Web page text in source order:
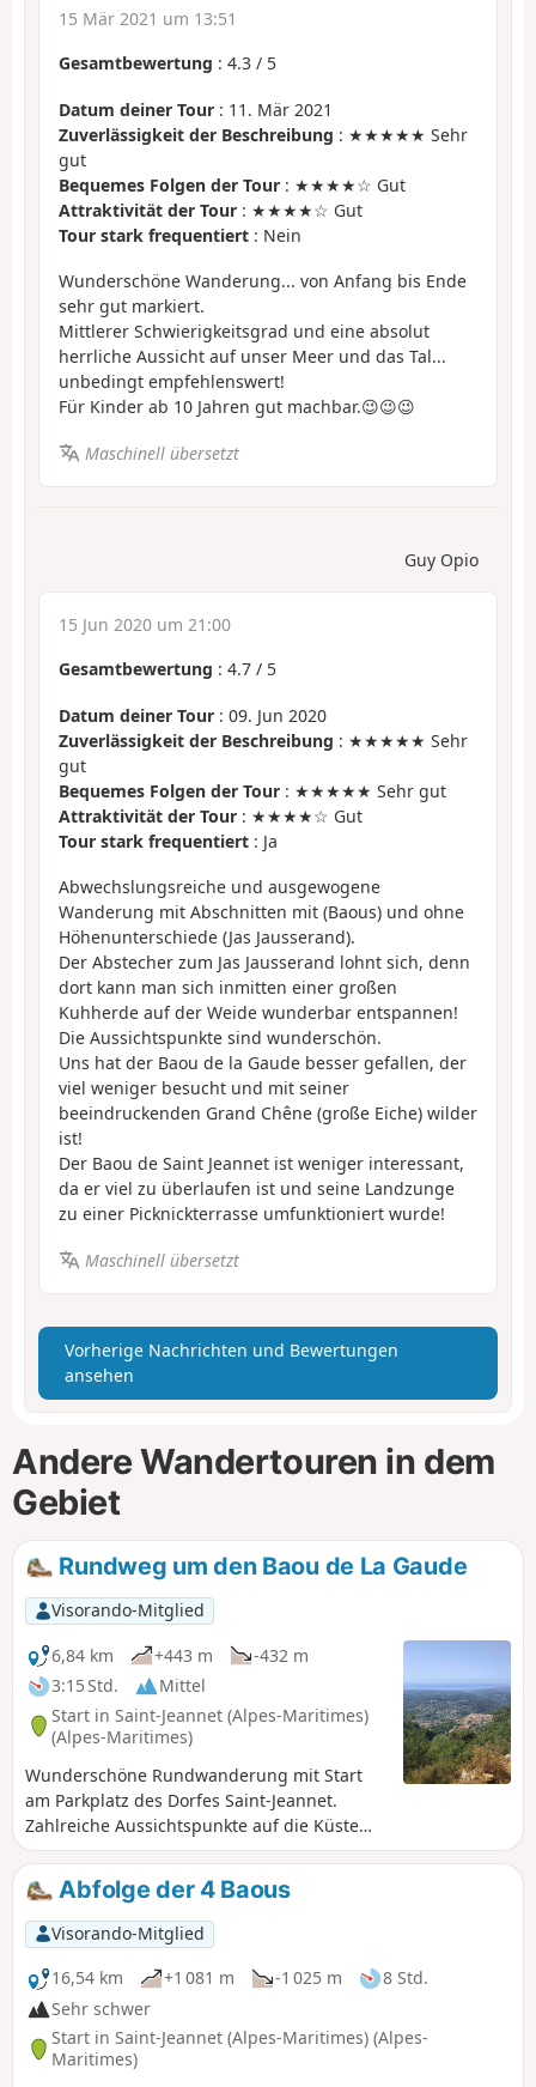
15 Mär 2021 um 13:51
Gesamtbewertung : 4.3 / 5
Datum deiner Tour : 11. Mär 2021
Zuverlässigkeit der Beschreibung : ★★★★★ Sehr
gut
Bequemes Folgen der Tour : ★★★★☆ Gut
Attraktivität der Tour : ★★★★☆ Gut
Tour stark frequentiert : Nein
Wunderschöne Wanderung... von Anfang bis Ende
sehr gut markiert.
Mittlerer Schwierigkeitsgrad und eine absolut
herrliche Aussicht auf unser Meer und das Tal...
unbedingt empfehlenswert!
Für Kinder ab 10 Jahren gut machbar.😉😉😉
Maschinell übersetzt
Guy Opio
15 Jun 2020 um 21:00
Gesamtbewertung : 4.7 / 5
Datum deiner Tour : 09. Jun 2020
Zuverlässigkeit der Beschreibung : ★★★★★ Sehr
gut
Bequemes Folgen der Tour : ★★★★★ Sehr gut
Attraktivität der Tour : ★★★★☆ Gut
Tour stark frequentiert : Ja
Abwechslungsreiche und ausgewogene
Wanderung mit Abschnitten mit (Baous) und ohne
Höhenunterschiede (Jas Jausserand).
Der Abstecher zum Jas Jausserand lohnt sich, denn
dort kann man sich inmitten einer großen
Kuhherde auf der Weide wunderbar entspannen!
Die Aussichtspunkte sind wunderschön.
Uns hat der Baou de la Gaude besser gefallen, der
viel weniger besucht und mit seiner
beeindruckenden Grand Chêne (große Eiche) wilder
ist!
Der Baou de Saint Jeannet ist weniger interessant,
da er viel zu überlaufen ist und seine Landzunge
zu einer Picknickterrasse umfunktioniert wurde!
Maschinell übersetzt
Vorherige Nachrichten und Bewertungen
ansehen
Andere Wandertouren in dem
Gebiet
Rundweg um den Baou de La Gaude
Visorando-Mitglied
6,84 km
+443 m
-432 m
3:15 Std.
Mittel
Start in Saint-Jeannet (Alpes-Maritimes)
(Alpes-Maritimes)
Wunderschöne Rundwanderung mit Start
am Parkplatz des Dorfes Saint-Jeannet.
Zahlreiche Aussichtspunkte auf die Küste
mit großartigen Panoramen.Der Weg ist
steinig; tragen Sie festes Schuhwerk, das
den Knöchel gut stützt, und gehen Sie
vorsichtig und ohne Eile. Achten Sie darauf,
auf bestimmten Abschnitten nicht
auszurutschen.
Abfolge der 4 Baous
Visorando-Mitglied
16,54 km
+1 081 m -1 025 m
8 Std.
Sehr schwer
Start in Saint-Jeannet (Alpes-Maritimes) (Alpes-
Maritimes)